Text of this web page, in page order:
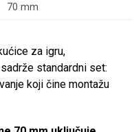
70 mm
za igru,
standardni set:
koji čine montažu